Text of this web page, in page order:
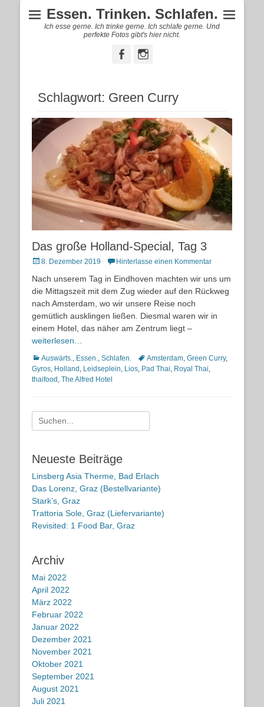
Essen. Trinken. Schlafen.
Ich esse gerne. Ich trinke gerne. Ich schlafe gerne. Und
perfekte Fotos gibt's hier nicht.
FacebookInstagram
Schlagwort: Green Curry
Das große Holland-Special, Tag 3
Posted
8. Dezember 2019 Hinterlasse einen Kommentar
Nach unserem Tag in Eindhoven machten wir uns um
die Mittagszeit mit dem Zug wieder auf den Rückweg
nach Amsterdam, wo wir unsere Reise noch
gemütlich ausklingen ließen. Diesmal waren wir in
einem Hotel, das näher am Zentrum liegt –
weiterlesen…
Kategorien
Auswärts., Essen., Schlafen. Schlagworte
Amsterdam, Green Curry,
Gyros, Holland , Leidseplein, Lios, Pad Thai, Royal Thai,
thaifood , The Alfred Hotel
Suche
nach:
Neueste Beiträge
Linsberg Asia Therme, Bad Erlach
Das Lorenz, Graz (Bestellvariante)
Stark’s, Graz
Trattoria Sole, Graz (Liefervariante)
Revisited: 1 Food Bar, Graz
Archiv
Mai 2022
April 2022
März 2022
Februar 2022
Januar 2022
Dezember 2021
November 2021
Oktober 2021
September 2021
August 2021
Juli 2021